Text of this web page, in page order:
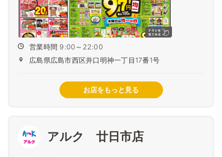
営業時間 9:00～22:00
広島県広島市西区井口明神一丁目17番1号
お店をもっと見る
アルク 廿日市店